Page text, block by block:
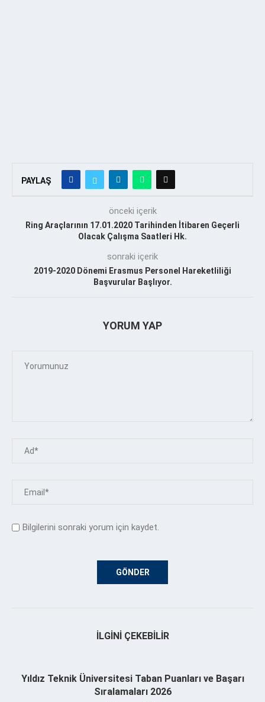
PAYLAŞ
önceki içerik
Ring Araçlarının 17.01.2020 Tarihinden İtibaren Geçerli
Olacak Çalışma Saatleri Hk.
sonraki içerik
2019-2020 Dönemi Erasmus Personel Hareketliliği
Başvurular Başlıyor.
YORUM YAP
Bilgilerini sonraki yorum için kaydet.
İLGINI ÇEKEBILIR
Yıldız Teknik Üniversitesi Taban Puanları ve Başarı
Sıralamaları 2026